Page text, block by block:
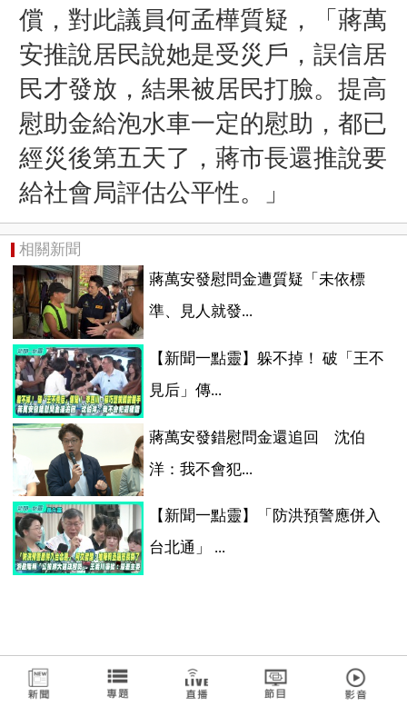
償，對此議員何孟樺質疑，「蔣萬
安推說居民說她是受災戶，誤信居
民才發放，結果被居民打臉。提高
慰助金給泡水車一定的慰助，都已
經災後第五天了，蔣市長還推說要
給社會局評估公平性。」
相關新聞
蔣萬安發慰問金遭質疑「未依標
準、見人就發...
【新聞一點靈】躲不掉！ 破「王不
見后」傳...
蔣萬安發錯慰問金還追回 沈伯
洋：我不會犯...
【新聞一點靈】「防洪預警應併入
台北通」 ...